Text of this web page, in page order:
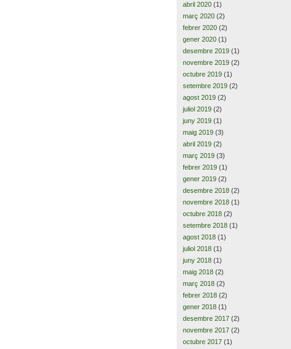
abril 2020 (1)
març 2020 (2)
febrer 2020 (2)
gener 2020 (1)
desembre 2019 (1)
novembre 2019 (2)
octubre 2019 (1)
setembre 2019 (2)
agost 2019 (2)
juliol 2019 (2)
juny 2019 (1)
maig 2019 (3)
abril 2019 (2)
març 2019 (3)
febrer 2019 (1)
gener 2019 (2)
desembre 2018 (2)
novembre 2018 (1)
octubre 2018 (2)
setembre 2018 (1)
agost 2018 (1)
juliol 2018 (1)
juny 2018 (1)
maig 2018 (2)
març 2018 (2)
febrer 2018 (2)
gener 2018 (1)
desembre 2017 (2)
novembre 2017 (2)
octubre 2017 (1)